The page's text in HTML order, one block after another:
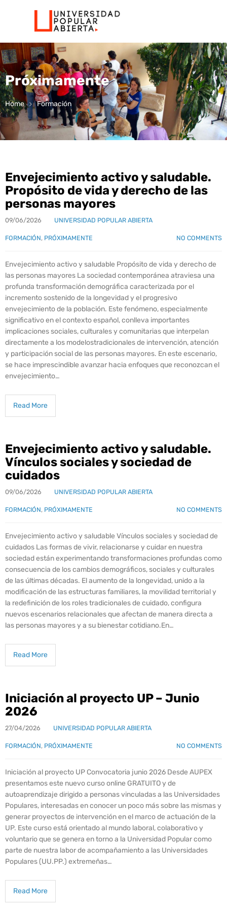
Próximamente
Home Formación
Envejecimiento activo y saludable.
Propósito de vida y derecho de las
personas mayores
09/06/2026 UNIVERSIDAD POPULAR ABIERTA
FORMACIÓN, PRÓXIMAMENTE NO COMMENTS
Envejecimiento activo y saludable Propósito de vida y derecho de
las personas mayores La sociedad contemporánea atraviesa una
profunda transformación demográfica caracterizada por el
incremento sostenido de la longevidad y el progresivo
envejecimiento de la población. Este fenómeno, especialmente
significativo en el contexto español, conlleva importantes
implicaciones sociales, culturales y comunitarias que interpelan
directamente a los modelostradicionales de intervención, atención
y participación social de las personas mayores. En este escenario,
se hace imprescindible avanzar hacia enfoques que reconozcan el
envejecimiento…
Read More
Envejecimiento activo y saludable.
Vínculos sociales y sociedad de
cuidados
09/06/2026 UNIVERSIDAD POPULAR ABIERTA
FORMACIÓN, PRÓXIMAMENTE NO COMMENTS
Envejecimiento activo y saludable Vínculos sociales y sociedad de
cuidados Las formas de vivir, relacionarse y cuidar en nuestra
sociedad están experimentando transformaciones profundas como
consecuencia de los cambios demográficos, sociales y culturales
de las últimas décadas. El aumento de la longevidad, unido a la
modificación de las estructuras familiares, la movilidad territorial y
la redefinición de los roles tradicionales de cuidado, configura
nuevos escenarios relacionales que afectan de manera directa a
las personas mayores y a su bienestar cotidiano.En…
Read More
Iniciación al proyecto UP – Junio
2026
27/04/2026 UNIVERSIDAD POPULAR ABIERTA
FORMACIÓN, PRÓXIMAMENTE NO COMMENTS
Iniciación al proyecto UP Convocatoria junio 2026 Desde AUPEX
presentamos este nuevo curso online GRATUITO y de
autoaprendizaje dirigido a personas vinculadas a las Universidades
Populares, interesadas en conocer un poco más sobre las mismas y
generar proyectos de intervención en el marco de actuación de la
UP. Este curso está orientado al mundo laboral, colaborativo y
voluntario que se genera en torno a la Universidad Popular como
parte de nuestra labor de acompañamiento a las Universidades
Populares (UU.PP.) extremeñas…
Read More